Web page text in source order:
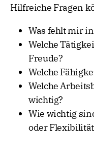
Hilfreiche Fragen
Was fehlt mir
Welche
Freude?
Welche
Welche
wichtig?
Wie wichtig
oder